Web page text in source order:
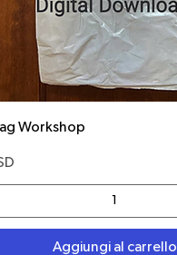
Workshop
Aggiungi al carrello